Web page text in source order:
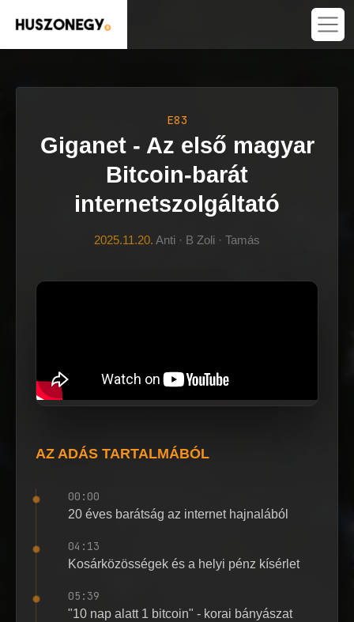
E83
Giganet - Az első magyar
Bitcoin-barát
internetszolgáltató
2025.11.20. Anti · B Zoli · Tamás
AZ ADÁS TARTALMÁBÓL
00:00
20 éves barátság az internet hajnalából
04:13
Kosárközösségek és a helyi pénz kísérlet
05:39
"10 nap alatt 1 bitcoin" - korai bányászat